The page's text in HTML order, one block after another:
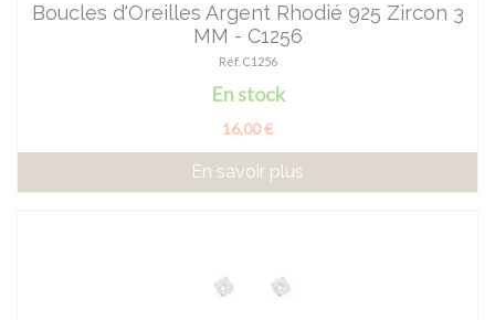
Boucles d'Oreilles Argent Rhodié 925 Zircon 3
MM - C1256
Réf. C1256
En stock
16,00 €
En savoir plus